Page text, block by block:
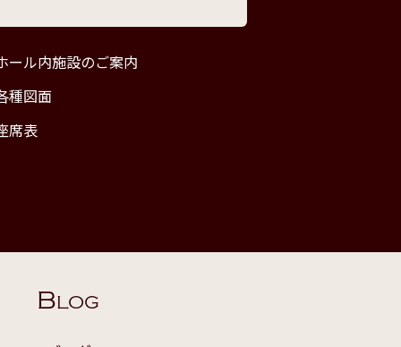
ール内施設のご案内
種図面
席表
BLOG